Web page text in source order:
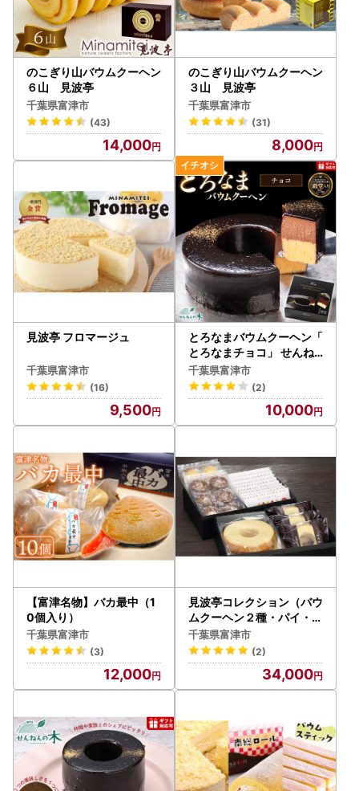
のこぎり山バウムクーヘン
６山 見波亭
千葉県富津市
(43)
14,000
のこぎり山バウムクーヘン
３山 見波亭
千葉県富津市
(31)
8,000
見波亭 フロマージュ
千葉県富津市
(16)
9,500
とろなまバウムクーヘン「
とろなまチョコ」 せんね
んの木
千葉県富津市
(2)
10,000
【富津名物】バカ最中（1
0個入り）
千葉県富津市
(3)
12,000
見波亭コレクション（バウ
ムクーヘン２種・パイ・ま
んじゅう２種）
千葉県富津市
(2)
34,000